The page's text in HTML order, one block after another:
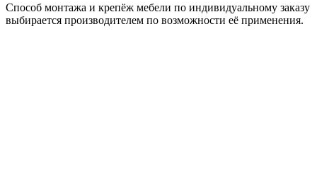
Способ монтажа и крепёж мебели по индивидуальному заказу
выбирается производителем по возможности её применения.